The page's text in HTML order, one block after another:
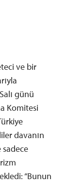
ve bir
günü
Komitesi
davanın
sadece
“Bunun